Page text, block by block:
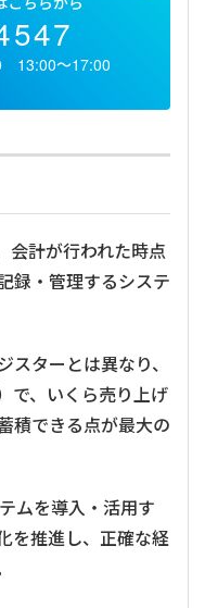
13:00〜17:00
会計が行われた時点
録・管理するシステ
ターとは異なり、
で、いくら売り上げ
積できる点が最大の
ムを導入・活用す
を推進し、正確な経